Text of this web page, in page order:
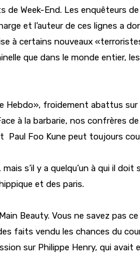
Week-End. Les enquêteurs
et l’auteur de ces lignes a
à certains nouveaux
que dans le monde
Hebdo», froidement abattus
à la barbarie, nos confrères
Foo Kune peut toujours
s’il y a quelqu’un à qui il
et des paris.
Beauty. Vous ne savez
faits vendu les chances du
sur Philippe Henry, qui